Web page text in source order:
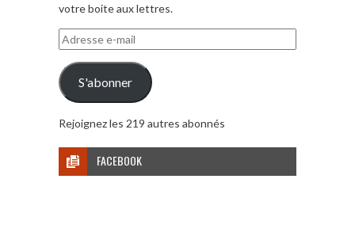
votre boite aux lettres.
Adresse
e-
mail
S'abonner
Rejoignez les 219 autres abonnés
FACEBOOK